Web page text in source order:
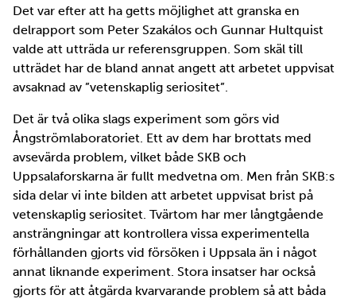
Det var efter att ha getts möjlighet att granska en
delrapport som Peter Szakálos och Gunnar Hultquist
valde att utträda ur referensgruppen. Som skäl till
utträdet har de bland annat angett att arbetet uppvisat
avsaknad av ”vetenskaplig seriositet”.
Det är två olika slags experiment som görs vid
Ångströmlaboratoriet. Ett av dem har brottats med
avsevärda problem, vilket både SKB och
Uppsalaforskarna är fullt medvetna om. Men från SKB:s
sida delar vi inte bilden att arbetet uppvisat brist på
vetenskaplig seriositet. Tvärtom har mer långtgående
ansträngningar att kontrollera vissa experimentella
förhållanden gjorts vid försöken i Uppsala än i något
annat liknande experiment. Stora insatser har också
gjorts för att åtgärda kvarvarande problem så att båda